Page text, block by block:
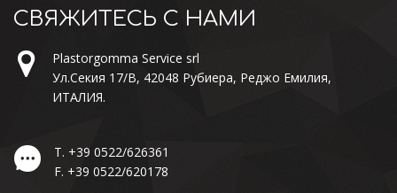
СВЯЖИТЕСЬ С НАМИ
Plastorgomma Service srl
Ул.Секия 17/B, 42048 Рубиера, Реджо Емилия,
ИТАЛИЯ.
T. +39 0522/626361
F. +39 0522/620178